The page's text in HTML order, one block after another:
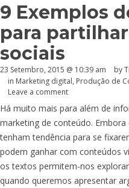
9 Exemplos
para
sociais
23 Setembro, 2015 @ 10:39 am
by
in Marketing digital, Produção de
Leave a comment
Há muito mais para além de
marketing de conteúdo.
tenham tendência para se
podem ganhar com conteúdos
os textos permitem-nos
quando queremos apresentar